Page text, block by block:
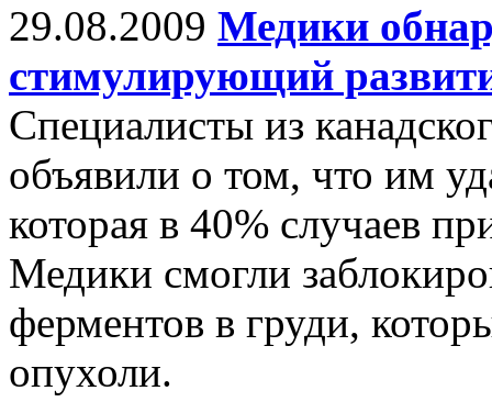
29.08.2009 Медики
стимулирующий
Специалисты из
объявили о том, что им
которая в 40% случаев
Медики смогли
ферментов в груди,
опухоли.